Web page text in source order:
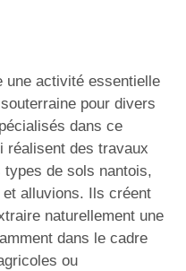
une activité essentielle
pour divers
dans ce
réalisent des travaux
de sols nantois,
alluvions. Ils créent
naturellement une
dans le cadre
ou